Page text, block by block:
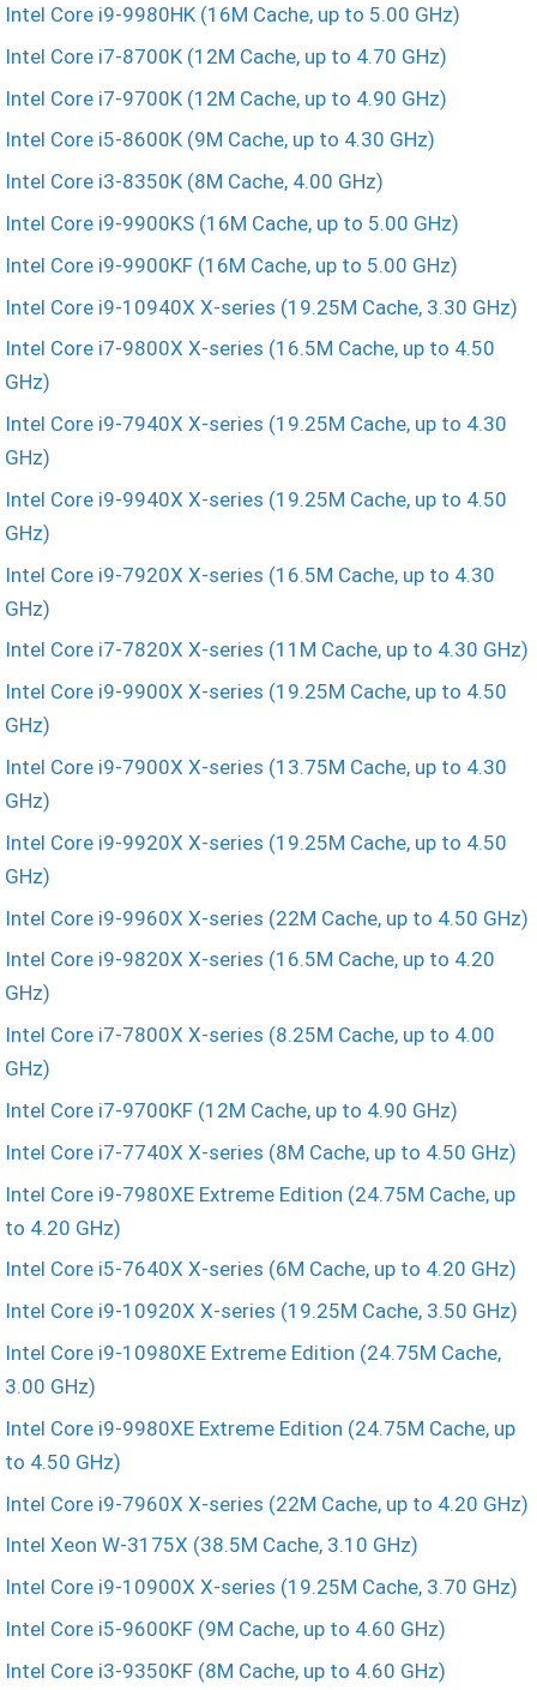
Intel Core i9-9980HK (16M Cache, up to 5.00 GHz)
Intel Core i7-8700K (12M Cache, up to 4.70 GHz)
Intel Core i7-9700K (12M Cache, up to 4.90 GHz)
Intel Core i5-8600K (9M Cache, up to 4.30 GHz)
Intel Core i3-8350K (8M Cache, 4.00 GHz)
Intel Core i9-9900KS (16M Cache, up to 5.00 GHz)
Intel Core i9-9900KF (16M Cache, up to 5.00 GHz)
Intel Core i9-10940X X-series (19.25M Cache, 3.30 GHz)
Intel Core i7-9800X X-series (16.5M Cache, up to 4.50
GHz)
Intel Core i9-7940X X-series (19.25M Cache, up to 4.30
GHz)
Intel Core i9-9940X X-series (19.25M Cache, up to 4.50
GHz)
Intel Core i9-7920X X-series (16.5M Cache, up to 4.30
GHz)
Intel Core i7-7820X X-series (11M Cache, up to 4.30 GHz)
Intel Core i9-9900X X-series (19.25M Cache, up to 4.50
GHz)
Intel Core i9-7900X X-series (13.75M Cache, up to 4.30
GHz)
Intel Core i9-9920X X-series (19.25M Cache, up to 4.50
GHz)
Intel Core i9-9960X X-series (22M Cache, up to 4.50 GHz)
Intel Core i9-9820X X-series (16.5M Cache, up to 4.20
GHz)
Intel Core i7-7800X X-series (8.25M Cache, up to 4.00
GHz)
Intel Core i7-9700KF (12M Cache, up to 4.90 GHz)
Intel Core i7-7740X X-series (8M Cache, up to 4.50 GHz)
Intel Core i9-7980XE Extreme Edition (24.75M Cache, up
to 4.20 GHz)
Intel Core i5-7640X X-series (6M Cache, up to 4.20 GHz)
Intel Core i9-10920X X-series (19.25M Cache, 3.50 GHz)
Intel Core i9-10980XE Extreme Edition (24.75M Cache,
3.00 GHz)
Intel Core i9-9980XE Extreme Edition (24.75M Cache, up
to 4.50 GHz)
Intel Core i9-7960X X-series (22M Cache, up to 4.20 GHz)
Intel Xeon W-3175X (38.5M Cache, 3.10 GHz)
Intel Core i9-10900X X-series (19.25M Cache, 3.70 GHz)
Intel Core i5-9600KF (9M Cache, up to 4.60 GHz)
Intel Core i3-9350KF (8M Cache, up to 4.60 GHz)